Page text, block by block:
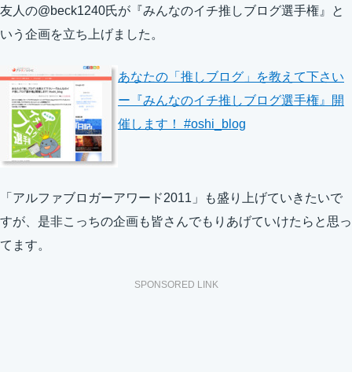
友人の@beck1240氏が『みんなのイチ推しブログ選手権』と
いう企画を立ち上げました。
あなたの「推しブログ」を教えて下さい
ー『みんなのイチ推しブログ選手権』開
催します！ #oshi_blog
「アルファブロガーアワード2011」も盛り上げていきたいで
すが、是非こっちの企画も皆さんでもりあげていけたらと思っ
てます。
SPONSORED LINK